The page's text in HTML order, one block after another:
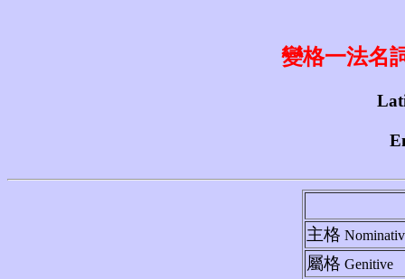
變格一法名
主格
屬格 Genitive